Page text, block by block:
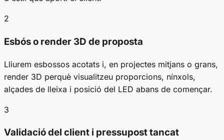
2
Esbós o render 3D de proposta
Lliurem esbossos acotats i, en projectes mitjans o grans,
render 3D perquè visualitzeu proporcions, nínxols,
alçades de lleixa i posició del LED abans de començar.
3
Validació del client i pressupost tancat